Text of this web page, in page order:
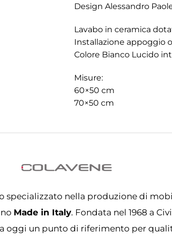
Design Alessandro
Lavabo in ceramica
Installazione appoggio
Colore Bianco Lucido
Misure:
60×50 cm
70×50 cm
specializzato nella produzione di
Made in Italy. Fondata nel 1968 a
oggi un punto di riferimento per